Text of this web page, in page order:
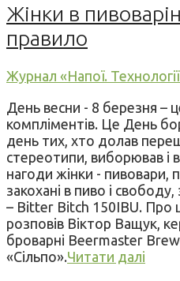
Жінки в
правило
Журнал «Напої. Технології
День весни - 8 березня –
компліментів. Це День
день тих, хто долав
стереотипи, виборював і
нагоди жінки - пивовари,
закохані в пиво і
– Bitter Bitch 150IBU. Про
розповів Віктор Ващук,
броварні Beermaster
«Сільпо».Читати далі